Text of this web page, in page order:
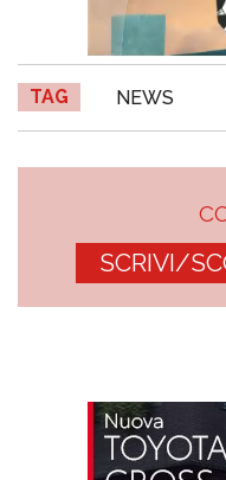
TAG NEWS
SCRIVI/